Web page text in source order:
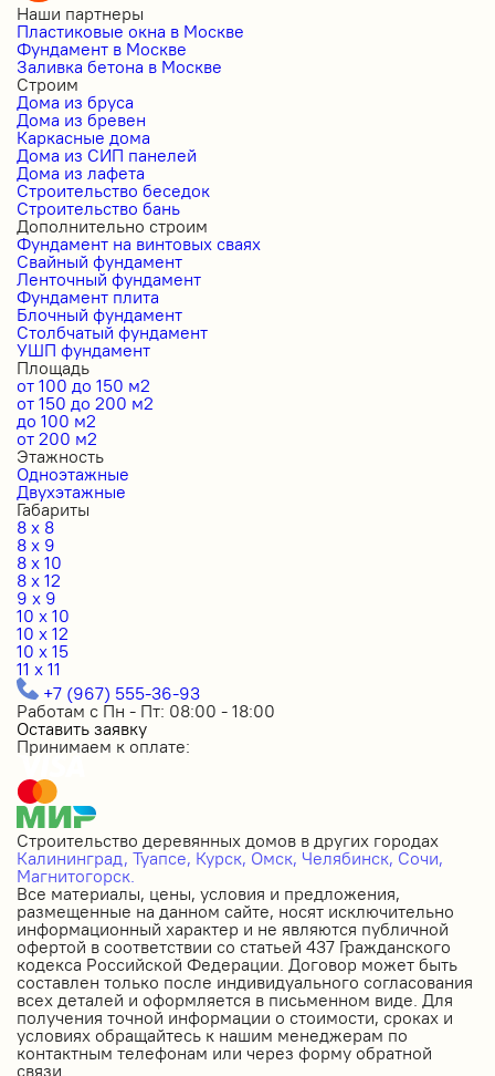
Наши партнеры
Пластиковые окна в Москве
Фундамент в Москве
Заливка бетона в Москве
Строим
Дома из бруса
Дома из бревен
Каркасные дома
Дома из СИП панелей
Дома из лафета
Строительство беседок
Строительство бань
Дополнительно строим
Фундамент на винтовых сваях
Свайный фундамент
Ленточный фундамент
Фундамент плита
Блочный фундамент
Столбчатый фундамент
УШП фундамент
Площадь
от 100 до 150 м2
от 150 до 200 м2
до 100 м2
от 200 м2
Этажность
Одноэтажные
Двухэтажные
Габариты
8 x 8
8 x 9
8 x 10
8 x 12
9 x 9
10 x 10
10 x 12
10 x 15
11 x 11
+7 (967) 555-36-93
Работам с Пн - Пт: 08:00 - 18:00
Оставить заявку
Принимаем к оплате:
Строительство деревянных домов в других городах
Калининград, Туапсе, Курск, Омск, Челябинск, Сочи,
Магнитогорск.
Все материалы, цены, условия и предложения,
размещенные на данном сайте, носят исключительно
информационный характер и не являются публичной
офертой в соответствии со статьей 437 Гражданского
кодекса Российской Федерации. Договор может быть
составлен только после индивидуального согласования
всех деталей и оформляется в письменном виде. Для
получения точной информации о стоимости, сроках и
условиях обращайтесь к нашим менеджерам по
контактным телефонам или через форму обратной
связи.